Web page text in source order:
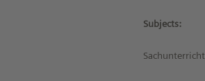
Subjects:
Sachunterricht